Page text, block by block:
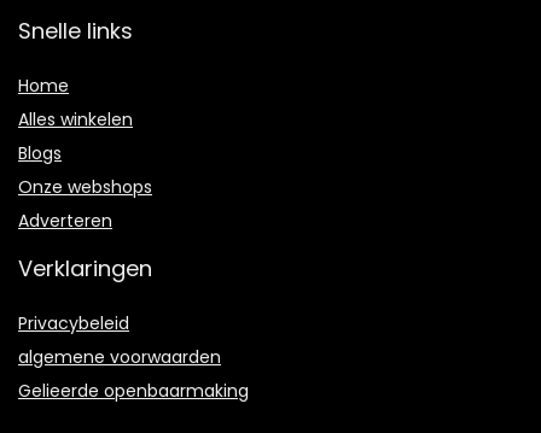
Snelle links
Home
Alles winkelen
Blogs
Onze webshops
Adverteren
Verklaringen
Privacybeleid
algemene voorwaarden
Gelieerde openbaarmaking